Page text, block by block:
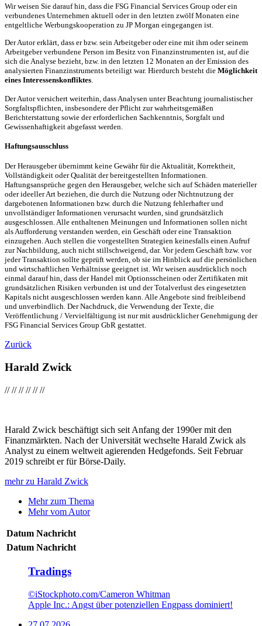
Wir weisen Sie darauf hin, dass die FSG Financial Services Group oder ein
verbundenes Unternehmen aktuell oder in den letzten zwölf Monaten eine
entgeltliche Werbungskooperation zu JP Morgan eingegangen ist.
Der Autor erklärt, dass er bzw. sein Arbeitgeber oder eine mit ihm oder seinem
Arbeitgeber verbundene Person im Besitz von Finanzinstrumenten ist, auf die
sich die Analyse bezieht, bzw. in den letzten 12 Monaten an der Emission des
analysierten Finanzinstruments beteiligt war. Hierdurch besteht die Möglichkeit
eines Interessenskonfliktes
Der Autor versichert weiterhin, dass Analysen unter Beachtung journalistischer
Sorgfaltspflichten, insbesondere der Pflicht zur wahrheitsgemäßen
Berichterstattung sowie der erforderlichen Sachkenntnis, Sorgfalt und
Gewissenhaftigkeit abgefasst werden.
Haftungsausschluss
Der Herausgeber übernimmt keine Gewähr für die Aktualität, Korrektheit,
Vollständigkeit oder Qualität der bereitgestellten Informationen.
Haftungsansprüche gegen den Herausgeber, welche sich auf Schäden materieller
oder ideeller Art beziehen, die durch die Nutzung oder Nichtnutzung der
dargebotenen Informationen bzw. durch die Nutzung fehlerhafter und
unvollständiger Informationen verursacht wurden, sind grundsätzlich
ausgeschlossen. Alle enthaltenen Meinungen und Informationen sollen nicht
als Aufforderung verstanden werden, ein Geschäft oder eine Transaktion
einzugehen. Auch stellen die vorgestellten Strategien keinesfalls einen Aufruf
zur Nachbildung, auch nicht stillschweigend, dar. Vor jedem Geschäft bzw. vor
jeder Transaktion sollte geprüft werden, ob sie im Hinblick auf die persönlichen
und wirtschaftlichen Verhältnisse geeignet ist. Wir weisen ausdrücklich noch
einmal darauf hin, dass der Handel mit Optionsscheinen oder Zertifikaten mit
grundsätzlichen Risiken verbunden ist und der Totalverlust des eingesetzten
Kapitals nicht ausgeschlossen werden kann. Alle Angebote sind freibleibend
und unverbindlich. Der Nachdruck, die Verwendung der Texte, die
Veröffentlichung / Vervielfältigung ist nur mit ausdrücklicher Genehmigung der
FSG Financial Services Group GbR gestattet.
Zurück
Harald Zwick
////////////
Harald Zwick beschäftigt sich seit Anfang der 1990er mit den
Finanzmärkten. Nach der Universität wechselte Harald Zwick als
Analyst zu einem weltweit agierenden Hedgefonds. Seit Februar
2019 schreibt er für Börse-Daily.
mehr zu Harald Zwick
Mehr zum Thema
Mehr vom Autor
Datum Nachricht
Datum Nachricht
Tradings
©iStockphoto.com/Cameron Whitman
Apple Inc.: Angst über potenziellen Engpass dominiert!